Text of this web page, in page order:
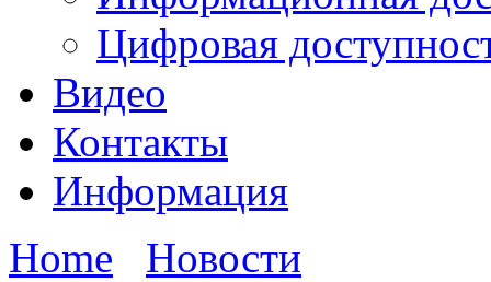
Цифровая
Видео
Контакты
Информация
Home
Новости